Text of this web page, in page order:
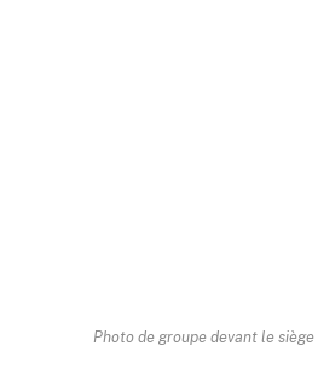
Photo de groupe devant le